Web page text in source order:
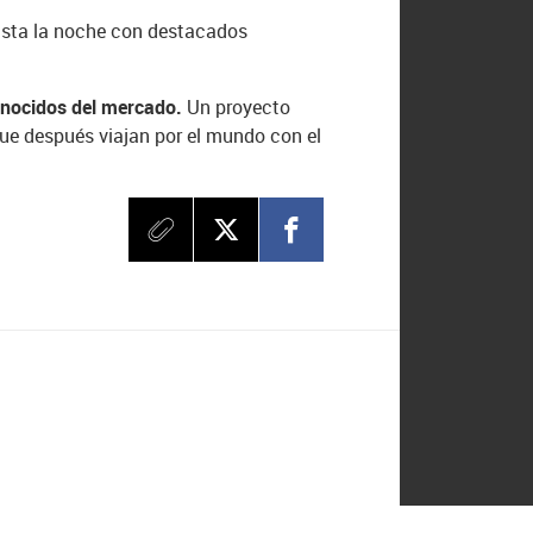
la noche con destacados
del mercado. Un proyecto
después viajan por el mundo con el